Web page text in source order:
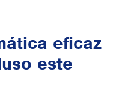
eficaz
este